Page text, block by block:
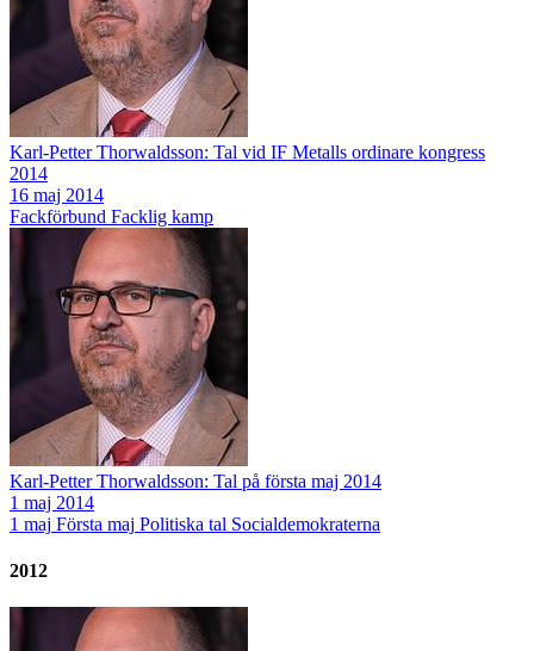
Karl-Petter Thorwaldsson: Tal vid IF Metalls ordinare kongress
2014
16 maj 2014
Fackförbund Facklig kamp
Karl-Petter Thorwaldsson: Tal på första maj 2014
1 maj 2014
1 maj Första maj Politiska tal Socialdemokraterna
2012